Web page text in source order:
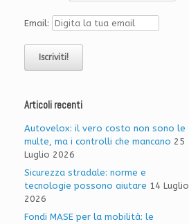
Email:
Articoli recenti
Autovelox: il vero costo non sono le
multe, ma i controlli che mancano 25
Luglio 2026
Sicurezza stradale: norme e
tecnologie possono aiutare 14 Luglio
2026
Fondi MASE per la mobilità: le